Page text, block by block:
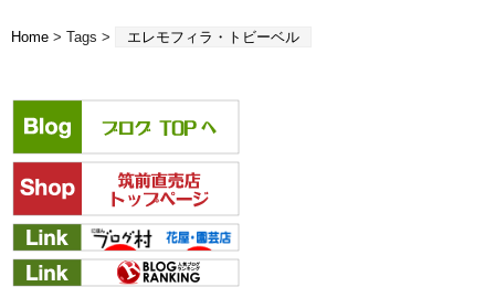
Home > Tags > エレモフィラ・トビーベル